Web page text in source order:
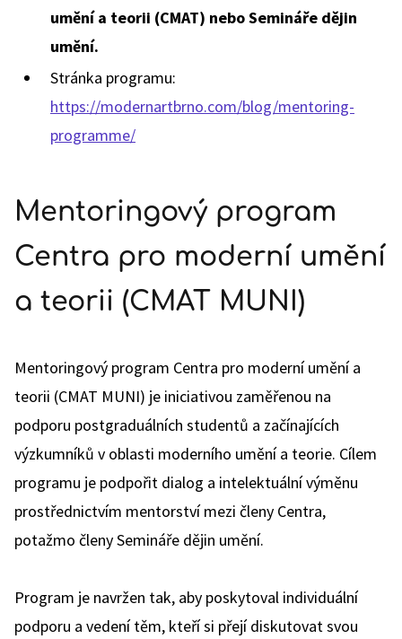
umění a teorii (CMAT) nebo Semináře dějin
umění.
Stránka programu:
https://modernartbrno.com/blog/mentoring-
programme/
Mentoringový program
Centra pro moderní umění
a teorii (CMAT MUNI)
Mentoringový program Centra pro moderní umění a
teorii (CMAT MUNI) je iniciativou zaměřenou na
podporu postgraduálních studentů a začínajících
výzkumníků v oblasti moderního umění a teorie. Cílem
programu je podpořit dialog a intelektuální výměnu
prostřednictvím mentorství mezi členy Centra,
potažmo členy Semináře dějin umění.
Program je navržen tak, aby poskytoval individuální
podporu a vedení těm, kteří si přejí diskutovat svou